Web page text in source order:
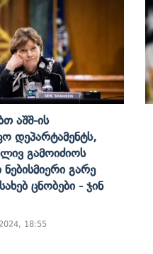
Აშშ-Ის
Დეპარტამენტს,
Გამოიძიოს
Ნებისმიერი Გარე
Ცნობები - Ჯინ
18:55